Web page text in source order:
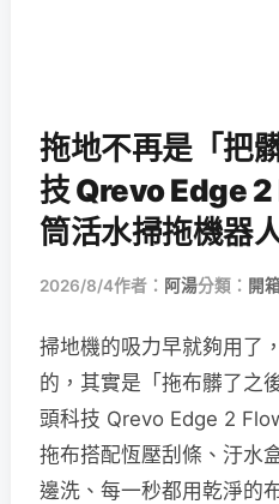
拖地不再是「把
技 Qrevo Edge
筒活水掃拖機器
2026/8/4作者： 阿湯分類： 開
掃地機的吸力早就夠用了
的，其實是「拖布髒了之
頭科技 Qrevo Edge 2
拖布搭配恆壓刮條、汙水
邊洗、每一秒都用乾淨的